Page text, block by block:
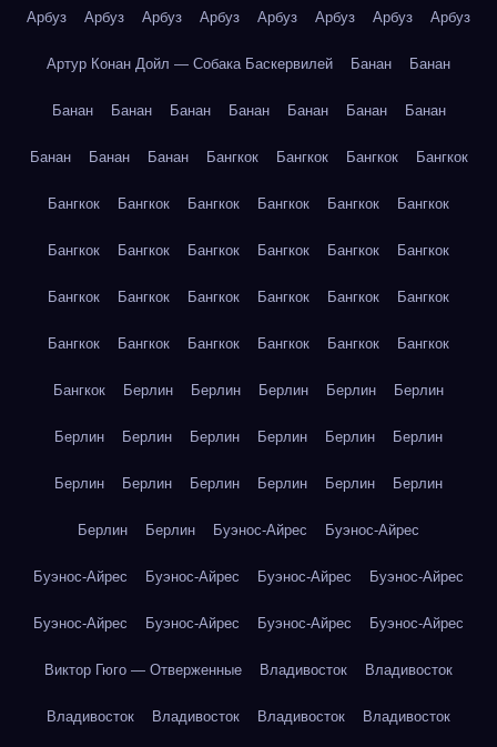
Арбуз Арбуз Арбуз Арбуз Арбуз Арбуз Арбуз Арбуз
Артур Конан Дойл — Собака Баскервилей Банан Банан
Банан Банан Банан Банан Банан Банан Банан
Банан Банан Банан Бангкок Бангкок Бангкок Бангкок
Бангкок Бангкок Бангкок Бангкок Бангкок Бангкок
Бангкок Бангкок Бангкок Бангкок Бангкок Бангкок
Бангкок Бангкок Бангкок Бангкок Бангкок Бангкок
Бангкок Бангкок Бангкок Бангкок Бангкок Бангкок
Бангкок Берлин Берлин Берлин Берлин Берлин
Берлин Берлин Берлин Берлин Берлин Берлин
Берлин Берлин Берлин Берлин Берлин Берлин
Берлин Берлин Буэнос-Айрес Буэнос-Айрес
Буэнос-Айрес Буэнос-Айрес Буэнос-Айрес Буэнос-Айрес
Буэнос-Айрес Буэнос-Айрес Буэнос-Айрес Буэнос-Айрес
Виктор Гюго — Отверженные Владивосток Владивосток
Владивосток Владивосток Владивосток Владивосток